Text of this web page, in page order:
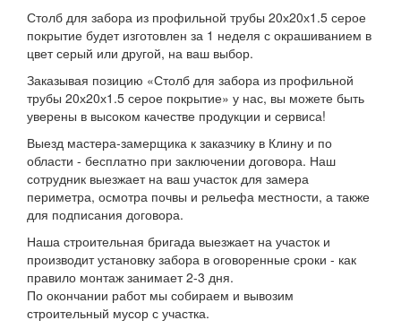
Столб для забора из профильной трубы 20х20х1.5 серое
покрытие будет изготовлен за 1 неделя с окрашиванием в
цвет серый или другой, на ваш выбор.
Заказывая позицию «Столб для забора из профильной
трубы 20х20х1.5 серое покрытие» у нас, вы можете быть
уверены в высоком качестве продукции и сервиса!
Выезд мастера-замерщика к заказчику в Клину и по
области - бесплатно при заключении договора. Наш
сотрудник выезжает на ваш участок для замера
периметра, осмотра почвы и рельефа местности, а также
для подписания договора.
Наша строительная бригада выезжает на участок и
производит установку забора в оговоренные сроки - как
правило монтаж занимает 2-3 дня.
По окончании работ мы собираем и вывозим
строительный мусор с участка.